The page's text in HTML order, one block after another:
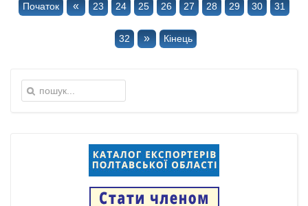
Початок « 23 24 25 26 27 28 29 30 31
32 » Кінець